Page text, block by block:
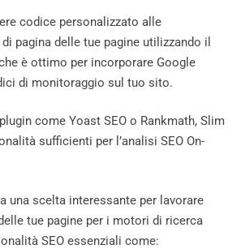
codice personalizzato alle
pagina delle tue pagine utilizzando il
è ottimo per incorporare Google
di monitoraggio sul tuo sito.
come Yoast SEO o Rankmath, Slim
sufficienti per l’analisi SEO On-
una scelta interessante per lavorare
tue pagine per i motori di ricerca
SEO essenziali come: